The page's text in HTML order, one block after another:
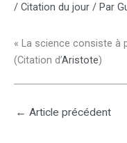
/ Citation du jour / Par
« La science consiste à
(Citation d’Aristote)
← Article précédent